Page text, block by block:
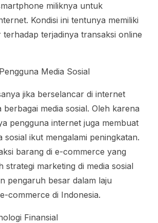
miliknya untuk
Kondisi ini tentunya memiliki
terjadinya transaksi online
Media Sosial
jika berselancar di internet
media sosial. Oleh karena
pengguna internet juga membuat
sosial ikut mengalami peningkatan.
barang di e-commerce yang
strategi marketing di media sosial
pengaruh besar dalam laju
commerce di Indonesia.
Finansial